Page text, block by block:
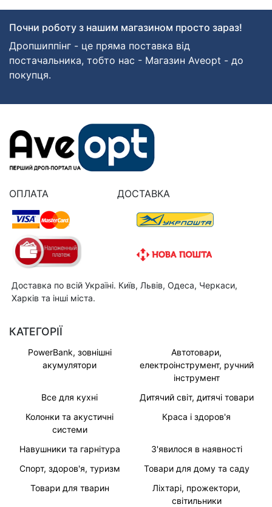
Почни роботу з нашим магазином просто зараз!
Дропшиппінг - це пряма поставка від
постачальника, тобто нас - Магазин Aveopt - до
покупця.
ОПЛАТА ДОСТАВКА
Доставка по всій Україні. Київ, Львів, Одеса, Черкаси,
Харків та інші міста.
КАТЕГОРІЇ
PowerBank, зовнішні
акумулятори
Автотовари,
електроінструмент, ручний
інструмент
Все для кухні
Дитячий світ, дитячі товари
Колонки та акустичні
системи
Краса і здоров'я
Навушники та гарнітура
З'явилося в наявності
Спорт, здоров'я, туризм
Товари для дому та саду
Товари для тварин
Ліхтарі, прожектори,
світильники